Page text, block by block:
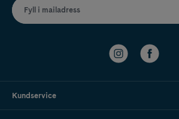
Fyll i mailadress
Kundservice